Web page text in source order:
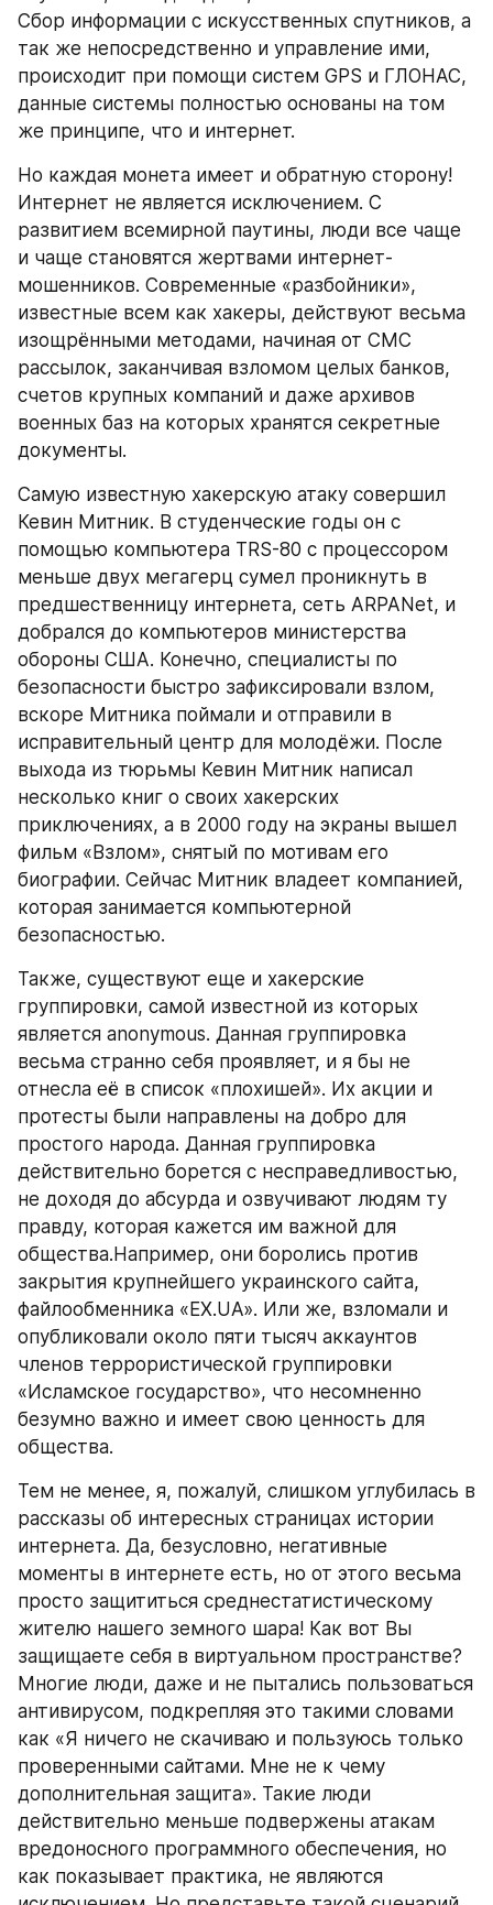
Сбор информации с искусственных спутников, а
так же непосредственно и управление ими,
происходит при помощи систем GPS и ГЛОНАС,
данные системы полностью основаны на том
же принципе, что и интернет.
Но каждая монета имеет и обратную сторону!
Интернет не является исключением. С
развитием всемирной паутины, люди все чаще
и чаще становятся жертвами интернет-
мошенников. Современные «разбойники»,
известные всем как хакеры, действуют весьма
изощрёнными методами, начиная от СМС
рассылок, заканчивая взломом целых банков,
счетов крупных компаний и даже архивов
военных баз на которых хранятся секретные
документы.
Самую известную хакерскую атаку совершил
Кевин Митник. В студенческие годы он с
помощью компьютера TRS-80 с процессором
меньше двух мегагерц сумел проникнуть в
предшественницу интернета, сеть ARPANet, и
добрался до компьютеров министерства
обороны США. Конечно, специалисты по
безопасности быстро зафиксировали взлом,
вскоре Митника поймали и отправили в
исправительный центр для молодёжи. После
выхода из тюрьмы Кевин Митник написал
несколько книг о своих хакерских
приключениях, а в 2000 году на экраны вышел
фильм «Взлом», снятый по мотивам его
биографии. Сейчас Митник владеет компанией,
которая занимается компьютерной
безопасностью.
Также, существуют еще и хакерские
группировки, самой известной из которых
является anonymous. Данная группировка
весьма странно себя проявляет, и я бы не
отнесла её в список «плохишей». Их акции и
протесты были направлены на добро для
простого народа. Данная группировка
действительно борется с несправедливостью,
не доходя до абсурда и озвучивают людям ту
правду, которая кажется им важной для
общества.Например, они боролись против
закрытия крупнейшего украинского сайта,
файлообменника «EX.UA». Или же, взломали и
опубликовали около пяти тысяч аккаунтов
членов террористической группировки
«Исламское государство», что несомненно
безумно важно и имеет свою ценность для
общества.
Тем не менее, я, пожалуй, слишком углубилась в
рассказы об интересных страницах истории
интернета. Да, безусловно, негативные
моменты в интернете есть, но от этого весьма
просто защититься среднестатистическому
жителю нашего земного шара! Как вот Вы
защищаете себя в виртуальном пространстве?
Многие люди, даже и не пытались пользоваться
антивирусом, подкрепляя это такими словами
как «Я ничего не скачиваю и пользуюсь только
проверенными сайтами. Мне не к чему
дополнительная защита». Такие люди
действительно меньше подвержены атакам
вредоносного программного обеспечения, но
как показывает практика, не являются